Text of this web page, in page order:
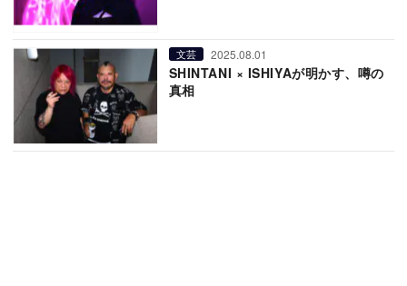
文芸 2025.08.01
SHINTANI × ISHIYAが明かす、噂の
真相